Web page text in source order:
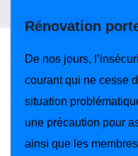
Rénovation
De nos jours,
courant qui ne cesse
situation
une précaution pour
ainsi que les